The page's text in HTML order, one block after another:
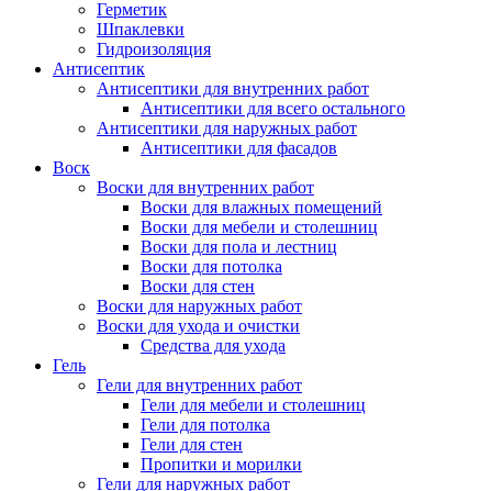
Герметик
Шпаклевки
Гидроизоляция
Антисептик
Антисептики для внутренних работ
Антисептики для всего остального
Антисептики для наружных работ
Антисептики для фасадов
Воск
Воски для внутренних работ
Воски для влажных помещений
Воски для мебели и столешниц
Воски для пола и лестниц
Воски для потолка
Воски для стен
Воски для наружных работ
Воски для ухода и очистки
Средства для ухода
Гель
Гели для внутренних работ
Гели для мебели и столешниц
Гели для потолка
Гели для стен
Пропитки и морилки
Гели для наружных работ